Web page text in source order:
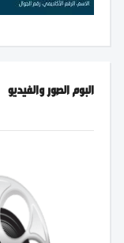
البوم الصور والفيديو